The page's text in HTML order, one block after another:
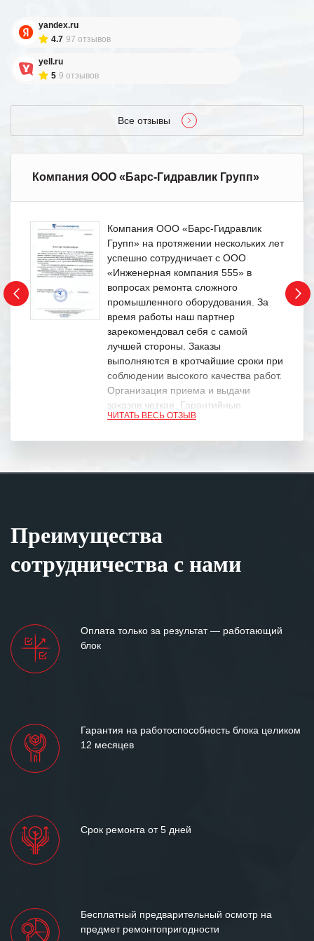
yandex.ru
4.7 97 отзывов
yell.ru
5 9 отзывов
Все отзывы
Компания ООО «Барс-Гидравлик Групп»
Компания ООО «Барс-Гидравлик
Групп» на протяжении нескольких лет
успешно сотрудничает с ООО
«Инженерная компания 555» в
вопросах ремонта сложного
промышленного оборудования. За
время работы наш партнер
зарекомендовал себя с самой
лучшей стороны. Заказы
выполняются в кротчайшие сроки при
соблюдении высокого качества работ.
Организация приема и выдачи
заказов четкая. Гарантийные
обязательства выполняются в
Особенно хочется отметить высокую
клиентоориентированность
персонала Вашей компании,
между нашими компаниями открытые
ЧИТАТЬ ВЕСЬ ОТЗЫВ
Преимущества
сотрудничества с нами
Оплата только за результат — работающий
блок
Гарантия на работоспособность блока целиком
12 месяцев
Срок ремонта от 5 дней
Бесплатный предварительный осмотр на
предмет ремонтопригодности